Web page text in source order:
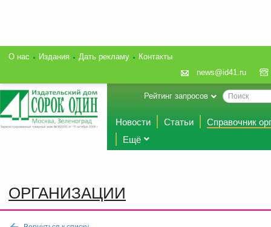
О нас Издания Дать рекламу
Контакты
news@id41.ru
Рейтинг запросов
Новости Статьи
Справочник
Ещё
ОРГАНИЗАЦИИ